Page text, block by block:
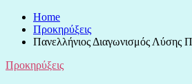
Home
Προκηρύξεις
Πανελλήνιος Διαγωνισμός Λύσης
Προκηρύξεις